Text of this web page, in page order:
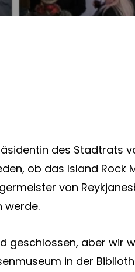
des Stadtrats
ob das Island Rock
von
werde.
geschlossen, aber wir
in der